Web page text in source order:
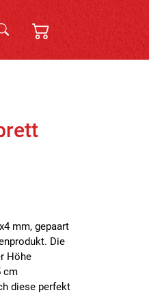
mm, gepaart
Die
Höhe
cm
diese perfekt